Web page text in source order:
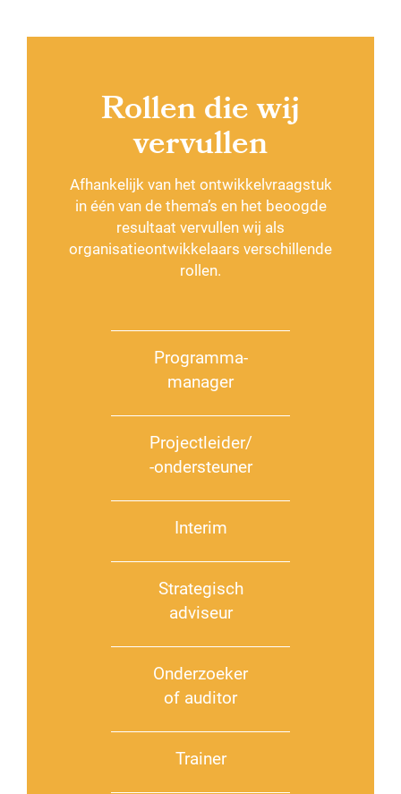
Rollen die wij
vervullen
Afhankelijk van het ontwikkelvraagstuk
in één van de thema’s en het beoogde
resultaat vervullen wij als
organisatieontwikkelaars verschillende
rollen.
Programma-
manager
Projectleider/
-ondersteuner
Interim
Strategisch
adviseur
Onderzoeker
of auditor
Trainer